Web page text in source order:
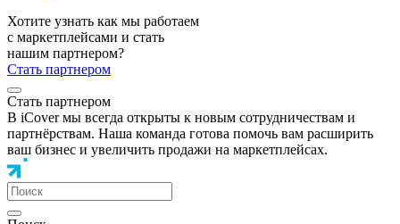
Хотите узнать как мы работаем
с маркетплейсами и стать
нашим партнером?
Стать партнером
Стать партнером
В iCover мы всегда открыты к новым сотрудничествам и
партнёрствам. Наша команда готова помочь вам расширить
ваш бизнес и увеличить продажи на маркетплейсах.